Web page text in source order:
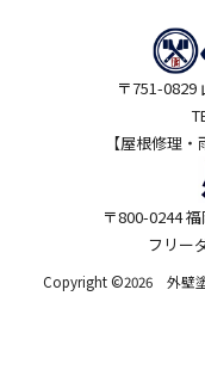
〒751-0829
【屋根修理
〒800-0244
フリー
Copyright ©2026 外壁